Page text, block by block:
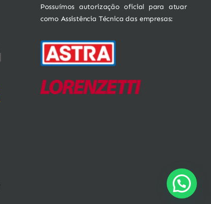
Possuímos autorização oficial para atuar
como Assistência Técnica das empresas: